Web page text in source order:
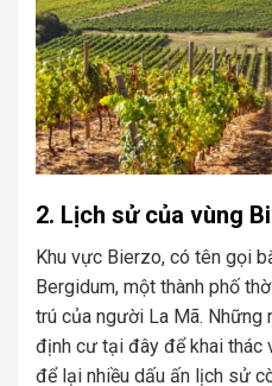
2. Lịch sử của vùng
Khu vực Bierzo, có tên gọi
Bergidum, một thành phố
trú của người La Mã.
định cư tại đây để khai thác
để lại nhiều dấu ấn lịch sử